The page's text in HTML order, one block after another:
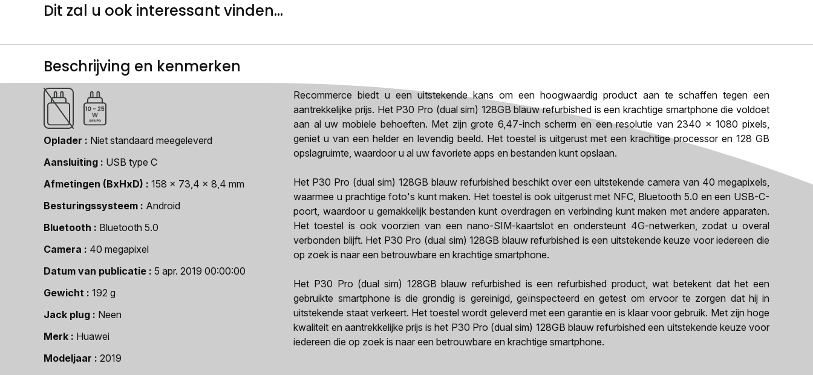
Dit zal u ook interessant vinden...
Beschrijving en kenmerken
Oplader
Niet standaard meegeleverd
Aansluiting
USB type C
Afmetingen (BxHxD)
158 x 73,4 x 8,4 mm
Besturingssysteem
Android
Bluetooth
Bluetooth 5.0
Camera
40 megapixel
Datum van publicatie
5 apr. 2019 00:00:00
Gewicht
192 g
Jack plug
Neen
Merk
Huawei
Modeljaar
2019
Recommerce biedt u een uitstekende kans om een hoogwaardig product aan te schaffen tegen een
aantrekkelijke prijs. Het P30 Pro (dual sim) 128GB blauw refurbished is een krachtige smartphone die voldoet
aan al uw mobiele behoeften. Met zijn grote 6,47-inch scherm en een resolutie van 2340 x 1080 pixels,
geniet u van een helder en levendig beeld. Het toestel is uitgerust met een krachtige processor en 128 GB
opslagruimte, waardoor u al uw favoriete apps en bestanden kunt opslaan.
Het P30 Pro (dual sim) 128GB blauw refurbished beschikt over een uitstekende camera van 40 megapixels,
waarmee u prachtige foto's kunt maken. Het toestel is ook uitgerust met NFC, Bluetooth 5.0 en een USB-C-
poort, waardoor u gemakkelijk bestanden kunt overdragen en verbinding kunt maken met andere apparaten.
Het toestel is ook voorzien van een nano-SIM-kaartslot en ondersteunt 4G-netwerken, zodat u overal
verbonden blijft. Het P30 Pro (dual sim) 128GB blauw refurbished is een uitstekende keuze voor iedereen die
op zoek is naar een betrouwbare en krachtige smartphone.
Het P30 Pro (dual sim) 128GB blauw refurbished is een refurbished product, wat betekent dat het een
gebruikte smartphone is die grondig is gereinigd, geïnspecteerd en getest om ervoor te zorgen dat hij in
uitstekende staat verkeert. Het toestel wordt geleverd met een garantie en is klaar voor gebruik. Met zijn hoge
kwaliteit en aantrekkelijke prijs is het P30 Pro (dual sim) 128GB blauw refurbished een uitstekende keuze voor
iedereen die op zoek is naar een betrouwbare en krachtige smartphone.